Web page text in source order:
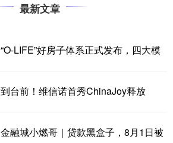
最新文章
LIFE”好房子体系正式发布，四大模
台前！维信诺首秀ChinaJoy释放
融城小燃哥｜贷款黑盒子，8月1日被